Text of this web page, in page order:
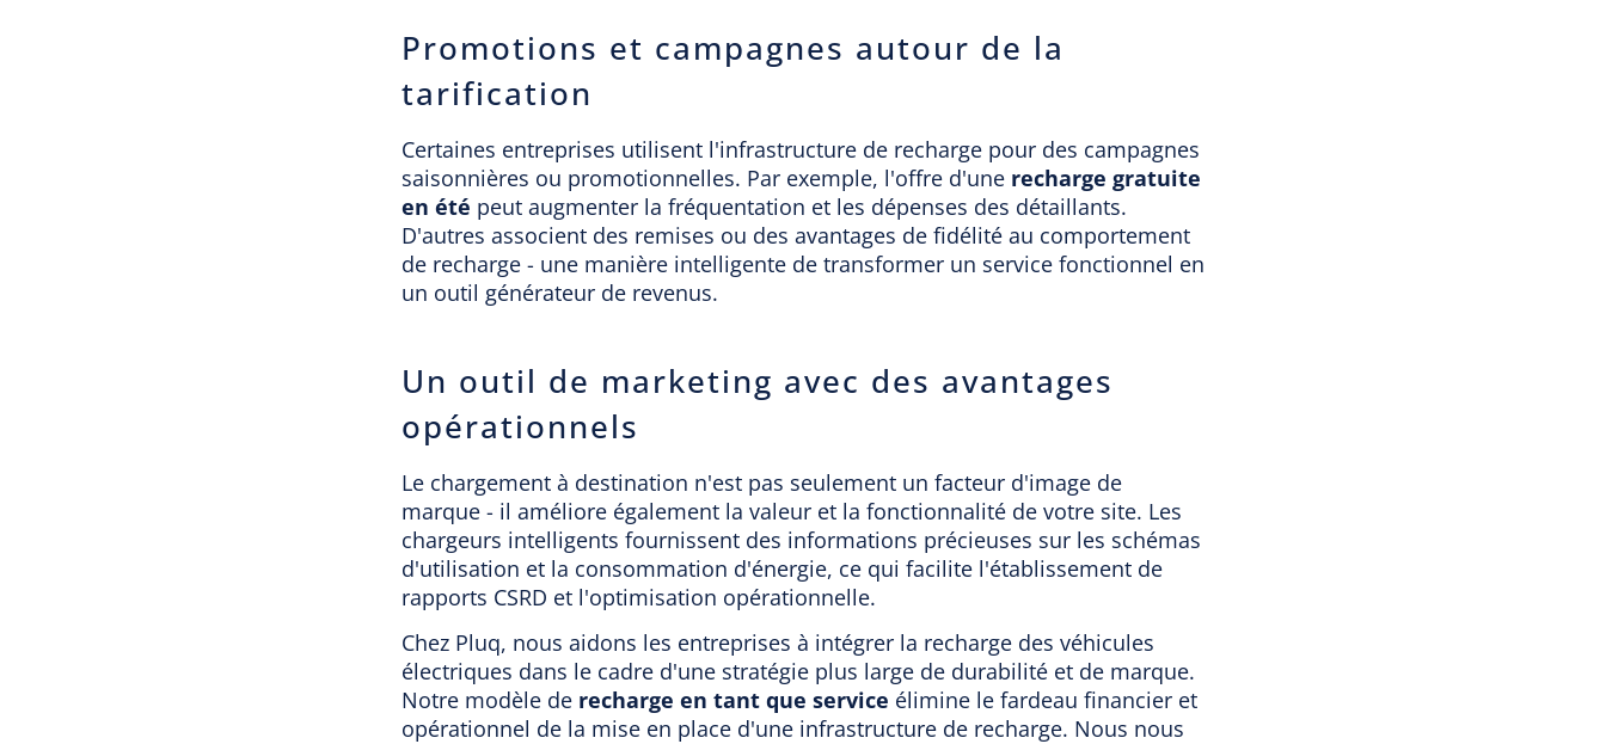
Promotions et campagnes autour de la
tarification
Certaines entreprises utilisent l'infrastructure de recharge pour des campagnes
saisonnières ou promotionnelles. Par exemple, l'offre d'une recharge gratuite
en été peut augmenter la fréquentation et les dépenses des détaillants.
D'autres associent des remises ou des avantages de fidélité au comportement
de recharge - une manière intelligente de transformer un service fonctionnel en
un outil générateur de revenus.
Un outil de marketing avec des avantages
opérationnels
Le chargement à destination n'est pas seulement un facteur d'image de
marque - il améliore également la valeur et la fonctionnalité de votre site. Les
chargeurs intelligents fournissent des informations précieuses sur les schémas
d'utilisation et la consommation d'énergie, ce qui facilite l'établissement de
rapports CSRD et l'optimisation opérationnelle.
Chez Pluq, nous aidons les entreprises à intégrer la recharge des véhicules
électriques dans le cadre d'une stratégie plus large de durabilité et de marque.
Notre modèle de recharge en tant que service élimine le fardeau financier et
opérationnel de la mise en place d'une infrastructure de recharge. Nous nous